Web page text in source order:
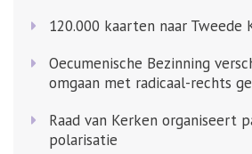
120.000 kaarten naar Tweede
Oecumenische Bezinning
omgaan met radicaal-rechts
Raad van Kerken organiseert
polarisatie